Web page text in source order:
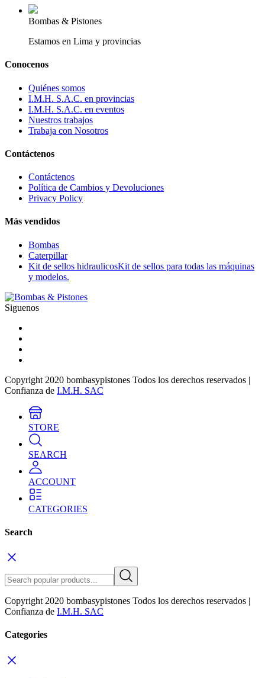
Bombas & Pistones
Estamos en Lima y provincias
Conocenos
Quiénes somos
I.M.H. S.A.C. en provincias
I.M.H. S.A.C. en eventos
Nuestros trabajos
Trabaja con Nosotros
Contáctenos
Contáctenos
Política de Cambios y Devoluciones
Privacy Policy
Más vendidos
Bombas
Caterpillar
Kit de sellos hidraulicosKit de sellos para todas las máquinas
y modelos.
Siguenos
Copyright 2020 bombasypistones Todos los derechos reservados |
Confianza de I.M.H. SAC
STORE
SEARCH
ACCOUNT
CATEGORIES
Search
Copyright 2020 bombasypistones Todos los derechos reservados |
Confianza de I.M.H. SAC
Categories